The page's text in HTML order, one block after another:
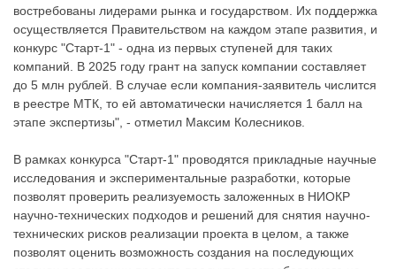
востребованы лидерами рынка и государством. Их поддержка
осуществляется Правительством на каждом этапе развития, и
конкурс "Старт-1" - одна из первых ступеней для таких
компаний. В 2025 году грант на запуск компании составляет
до 5 млн рублей. В случае если компания-заявитель числится
в реестре МТК, то ей автоматически начисляется 1 балл на
этапе экспертизы", - отметил Максим Колесников.
В рамках конкурса "Старт-1" проводятся прикладные научные
исследования и экспериментальные разработки, которые
позволят проверить реализуемость заложенных в НИОКР
научно-технических подходов и решений для снятия научно-
технических рисков реализации проекта в целом, а также
позволят оценить возможность создания на последующих